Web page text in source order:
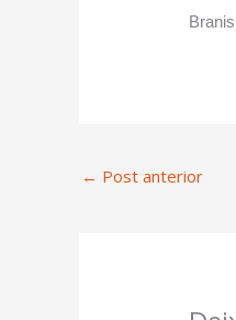
← Post anterior